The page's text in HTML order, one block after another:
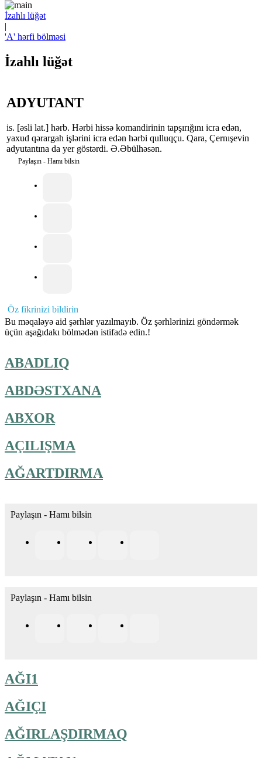
İzahlı lüğət
|
'A' hərfi bölməsi
İzahlı lüğət
ADYUTANT
is. [əsli lat.] hərb. Hərbi hissə komandirinin tapşırığını icra edən,
yaxud qərargah işlərini icra edən hərbi qulluqçu. Qara, Çernışevin
adyutantına da yer göstərdi. Ə.Əbülhəsən.
Paylaşın - Hamı bilsin
Öz fikrinizi bildirin
Bu məqaləyə aid şərhlər yazılmayıb. Öz şərhlərinizi göndərmək
üçün aşağıdakı bölmədən istifadə edin.!
ABADLIQ
ABDƏSTXANA
ABXOR
AÇILIŞMA
AĞARTDIRMA
Paylaşın - Hamı bilsin
Paylaşın - Hamı bilsin
AĞI1
AĞIÇI
AĞIRLAŞDIRMAQ